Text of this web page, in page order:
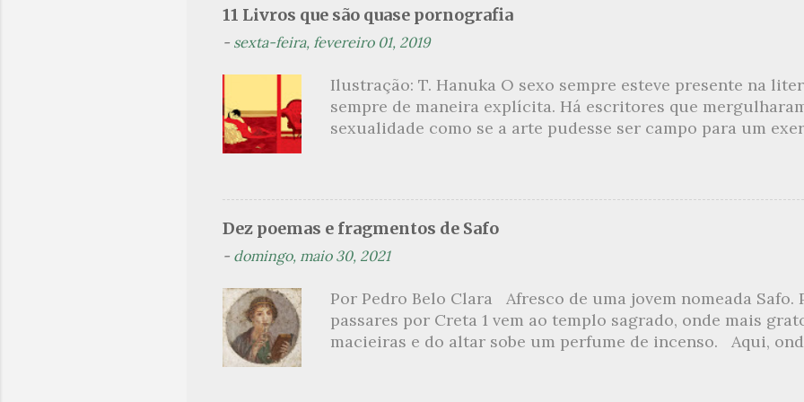
t
á
r
o
s
11 Livros que são quase pornografia
- sexta-feira, fevereiro 01, 2019
Ilustração: T. Hanuka O sexo sempre esteve presente na
sempre de maneira explícita. Há escritores que
sexualidade como se a arte pudesse ser campo para um
apresenta um conjunto de livros nos quais os escritores se
sido autora de um livro chamado Pourquoi le Brésil ?, tem
principais figuras que se filiam à tradição da qual faz parte
se tratar de uma narrativa que recupera a relação
filha. Les Petits , outra obra sua, já inicia com uma felação
termina numa penetração anal an...
Dez poemas e fragmentos de Safo
- domingo, maio 30, 2021
Por Pedro Belo Clara Afresco de uma jovem nomeada Safo.
passares por Creta 1 vem ao templo sagrado, onde mais
macieiras e do altar sobe um perfume de incenso. Aqui,
no prado onde todas as flores da primavera abrem e os